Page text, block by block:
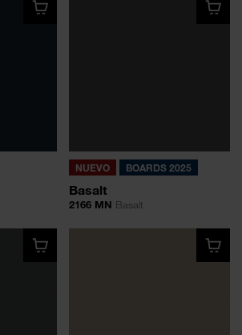
NUEVO BOARDS 2025
Basalt
2166 MN Basalt